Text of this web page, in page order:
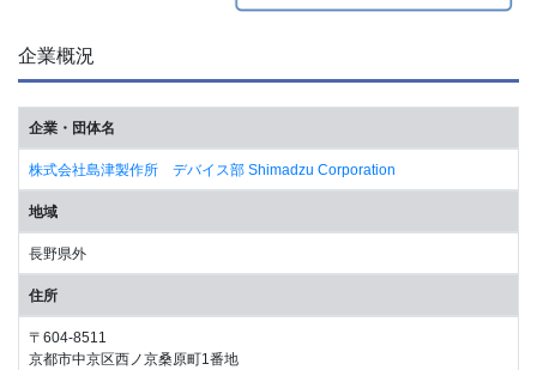
企業概況
企業・団体名
株式会社島津製作所 デバイス部 Shimadzu Corporation
地域
長野県外
住所
〒604-8511
京都市中京区西ノ京桑原町1番地